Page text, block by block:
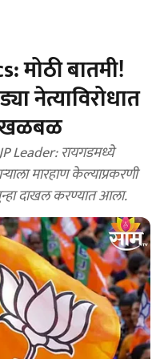
बातमी!
नेत्याविरोधात
खळबळ
Leader: रायगडमध्ये
मारहाण केल्याप्रकरणी
दाखल करण्यात आला.